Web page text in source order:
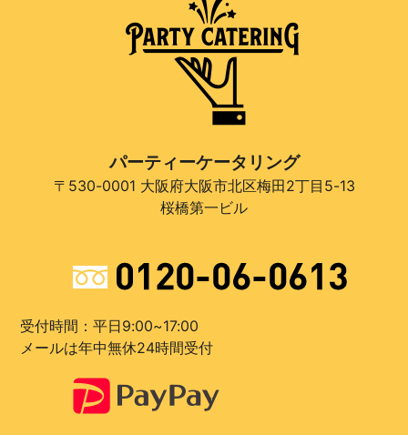
パーティーケータリング
〒530-0001 大阪府大阪市北区梅田2丁目5-13
桜橋第一ビル
受付時間：平日9:00~17:00
メールは年中無休24時間受付